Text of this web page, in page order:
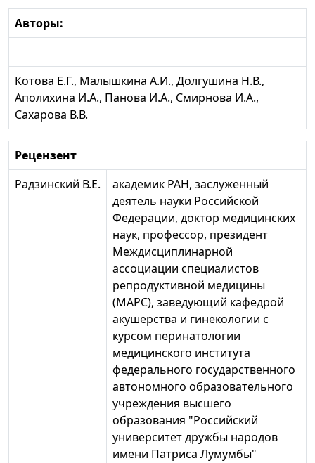
Авторы:
Котова Е.Г., Малышкина А.И., Долгушина Н.В.,
Аполихина И.А., Панова И.А., Смирнова И.А.,
Сахарова В.В.
Рецензент
Радзинский В.Е.
академик РАН, заслуженный
деятель науки Российской
Федерации, доктор медицинских
наук, профессор, президент
Междисциплинарной
ассоциации специалистов
репродуктивной медицины
(МАРС), заведующий кафедрой
акушерства и гинекологии с
курсом перинатологии
медицинского института
федерального государственного
автономного образовательного
учреждения высшего
образования "Российский
университет дружбы народов
имени Патриса Лумумбы"